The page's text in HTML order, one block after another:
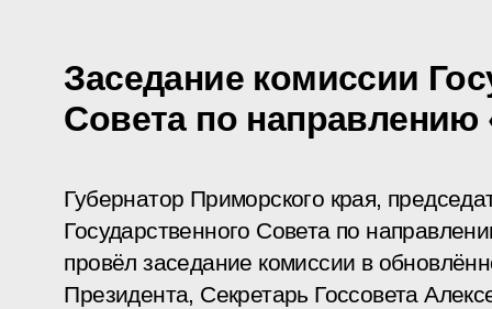
Заседание комиссии
Совета по направлению
Губернатор Приморского края,
Государственного Совета по
провёл заседание комиссии в
Президента, Секретарь Госсовета